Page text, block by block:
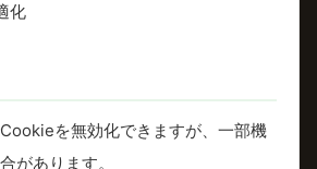
化
を無効化できますが、一部機
があります。